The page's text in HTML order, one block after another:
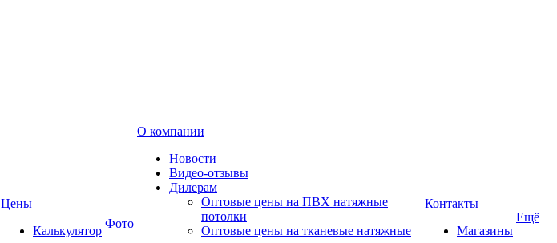
Цены
Калькулятор
Фото
О компании
Новости
Видео-отзывы
Дилерам
Оптовые цены на ПВХ натяжные
потолки
Оптовые цены на тканевые натяжные
Контакты
Магазины
Ещё